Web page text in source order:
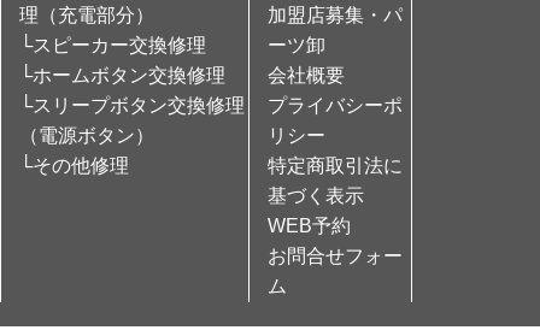
理（充電部分）
└スピーカー交換修理
└ホームボタン交換修理
└スリープボタン交換修理
（電源ボタン）
└その他修理
加盟店募集・パ
ーツ卸
会社概要
プライバシーポ
リシー
特定商取引法に
基づく表示
WEB予約
お問合せフォー
ム